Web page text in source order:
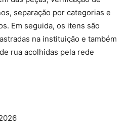
separação por categorias e
Em seguida, os itens são
na instituição e também
rua acolhidas pela rede